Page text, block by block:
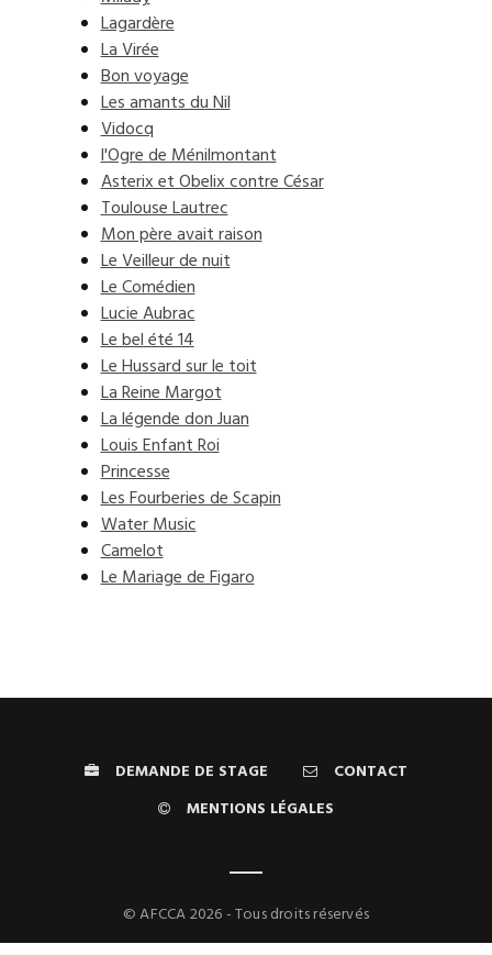
Lagardère
La Virée
Bon voyage
Les amants du Nil
Vidocq
l'Ogre de Ménilmontant
Asterix et Obelix contre César
Toulouse Lautrec
Mon père avait raison
Le Veilleur de nuit
Le Comédien
Lucie Aubrac
Le bel été 14
Le Hussard sur le toit
La Reine Margot
La légende don Juan
Louis Enfant Roi
Princesse
Les Fourberies de Scapin
Water Music
Camelot
Le Mariage de Figaro
DEMANDE DE STAGE
CONTACT
MENTIONS LÉGALES
© AFCCA 2026 - Tous droits réservés